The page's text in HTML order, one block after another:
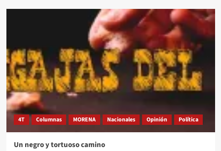
4T Columnas MORENA Nacionales Opinión Política
Un negro y tortuoso camino